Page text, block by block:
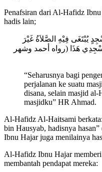
Penafsiran dari Al-Hafidz
hadis lain;
يُبْتَغَى فِيْهِ الصَّلاَةُ غَيْرَ
هَذَا (رواه أحمد وشهر
“Seharusnya bagi
perjalanan ke suatu
disana, selain masjid
masjidku” HR Ahmad.
Al-Hafidz Al-Haitsami
bin Hausyab, hadisnya
Ibnu Hajar juga menilainya
Al-Hafidz Ibnu Hajar
membantah pendapat mereka: